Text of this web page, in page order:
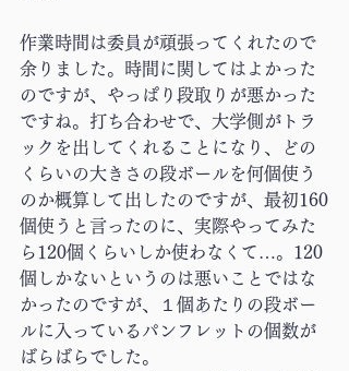
作業時間は委員が頑張ってくれたので
余りました。時間に関してはよかった
のですが、やっぱり段取りが悪かった
ですね。打ち合わせで、大学側がトラ
ックを出してくれることになり、どの
くらいの大きさの段ボールを何個使う
のか概算して出したのですが、最初160
個使うと言ったのに、実際やってみた
ら120個くらいしか使わなくて…。120
個しかないというのは悪いことではな
かったのですが、１個あたりの段ボー
ルに入っているパンフレットの個数が
ばらばらでした。